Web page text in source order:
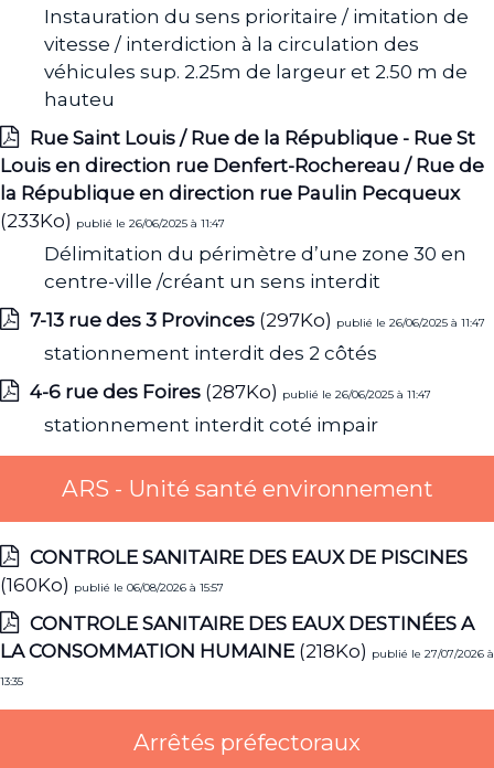
Instauration du sens prioritaire / imitation de
vitesse / interdiction à la circulation des
véhicules sup. 2.25m de largeur et 2.50 m de
hauteu
Rue Saint Louis / Rue de la République - Rue St
Louis en direction rue Denfert-Rochereau / Rue de
la République en direction rue Paulin Pecqueux
(233Ko) publié le 26/06/2025 à 11:47
Délimitation du périmètre d’une zone 30 en
centre-ville /créant un sens interdit
7-13 rue des 3 Provinces (297Ko) publié le 26/06/2025 à 11:47
stationnement interdit des 2 côtés
4-6 rue des Foires (287Ko) publié le 26/06/2025 à 11:47
stationnement interdit coté impair
ARS - Unité santé environnement
CONTROLE SANITAIRE DES EAUX DE PISCINES
(160Ko) publié le 06/08/2026 à 15:57
CONTROLE SANITAIRE DES EAUX DESTINÉES A
LA CONSOMMATION HUMAINE (218Ko) publié le 27/07/2026 à
13:35
Arrêtés préfectoraux